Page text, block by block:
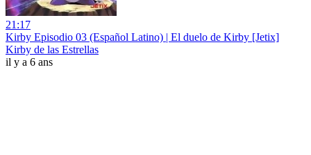
21:17
Kirby Episodio 03 (Español Latino) | El duelo de Kirby [Jetix]
Kirby de las Estrellas
il y a 6 ans